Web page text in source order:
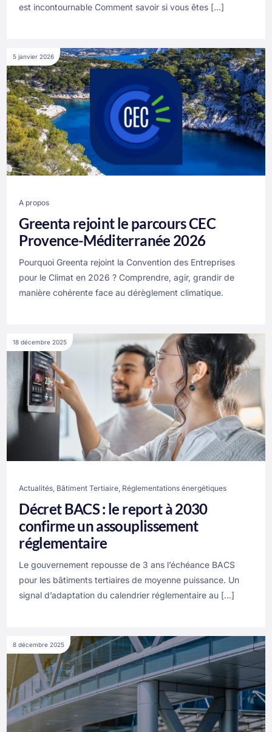
est incontournable Comment savoir si vous êtes […]
5 janvier 2026
A propos
Greenta rejoint le parcours CEC
Provence-Méditerranée 2026
Pourquoi Greenta rejoint la Convention des Entreprises
pour le Climat en 2026 ? Comprendre, agir, grandir de
manière cohérente face au dérèglement climatique.
18 décembre 2025
Actualités, Bâtiment Tertiaire, Réglementations énergétiques
Décret BACS : le report à 2030
confirme un assouplissement
réglementaire
Le gouvernement repousse de 3 ans l’échéance BACS
pour les bâtiments tertiaires de moyenne puissance. Un
signal d’adaptation du calendrier réglementaire au […]
8 décembre 2025